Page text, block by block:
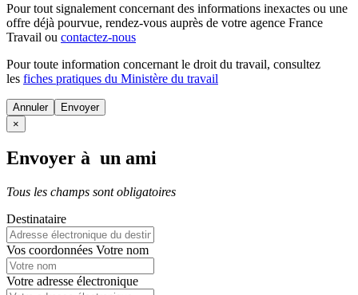
Pour tout signalement concernant des informations inexactes ou une
offre déjà pourvue, rendez-vous auprès de votre agence France
Travail ou contactez-nous
Pour toute information concernant le droit du travail, consultez
les fiches pratiques du Ministère du travail
Annuler
×
Envoyer à un ami
Tous les champs sont obligatoires
Destinataire
Vos coordonnées Votre nom
Votre adresse électronique